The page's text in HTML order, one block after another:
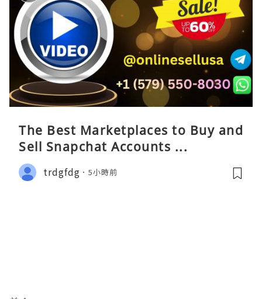
The Best Marketplaces to Buy and
Sell Snapchat Accounts ...
trdgfdg 5小時前